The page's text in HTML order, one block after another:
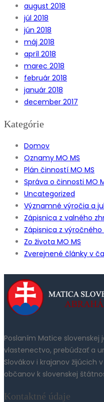
august 2018
júl 2018
jún 2018
máj 2018
apríl 2018
marec 2018
február 2018
január 2018
december 2017
Kategórie
Domov
Oznamy MO MS
Plán činností MO MS
Správa o činnosti MO
Uncategorized
Významné výročia a
Zápisnica z valného
Zápisnica z
Zo života MO MS
Zverejnené články v
Poslaním Matice slovenskej
vlastenectvo, prebúdzať a
Slovákov i krajanov žijúcich
občanov k slovenskej
Kontaktné údaje